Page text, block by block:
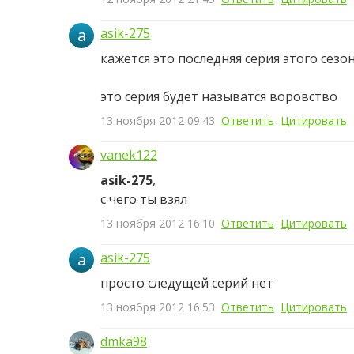
a
asik-275
кажется это последняя серия этого
это серия будет называтся воровство
13 ноября 2012 09:43 Ответить Цитировать
vanek122
asik-275,
с чего ты взял
13 ноября 2012 16:10 Ответить Цитировать
a
asik-275
просто следущей серий нет
13 ноября 2012 16:53 Ответить Цитировать
dmka98